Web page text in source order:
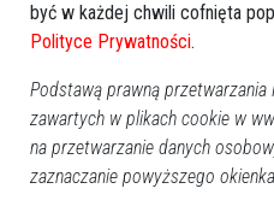
być w każdej chwili cofnięta
Polityce Prywatności.
Podstawą prawną
zawartych w plikach cookie w
na przetwarzanie danych
zaznaczanie powyższego